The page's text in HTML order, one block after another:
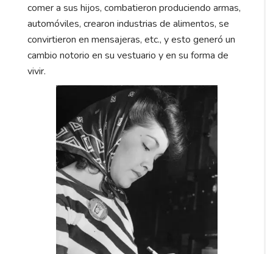
comer a sus hijos, combatieron produciendo armas,
automóviles, crearon industrias de alimentos, se
convirtieron en mensajeras, etc., y esto generó un
cambio notorio en su vestuario y en su forma de
vivir.